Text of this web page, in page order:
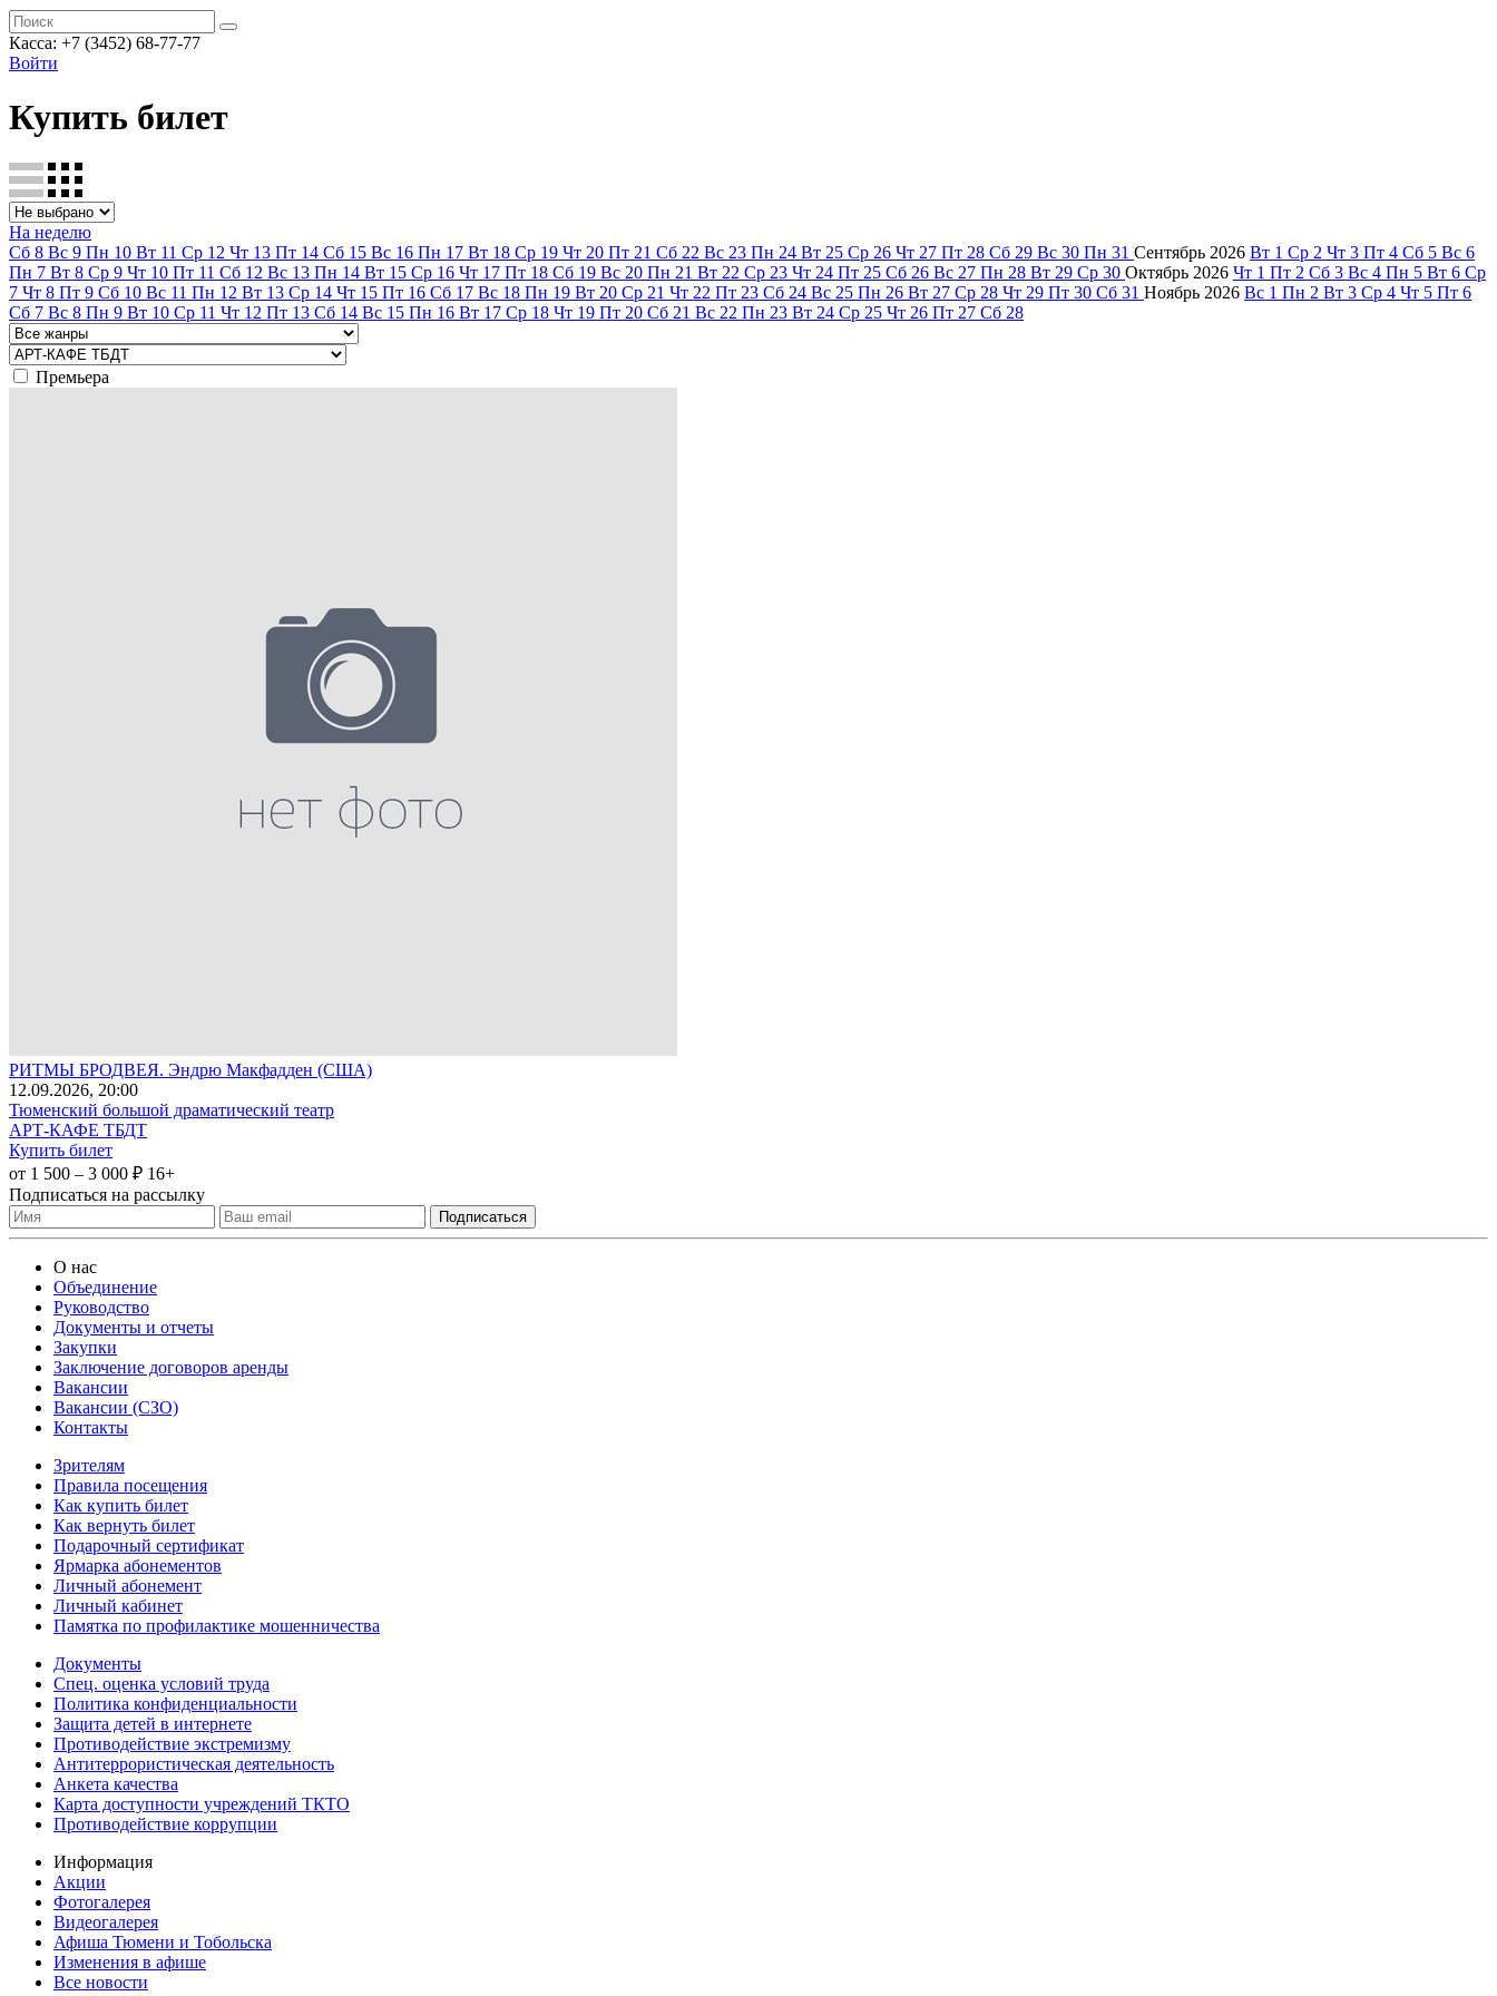
Касса: +7 (3452) 68-77-77
Войти
Купить билет
На неделю
Сб 8 Вс 9 Пн 10 Вт 11 Ср 12 Чт 13 Пт 14 Сб 15 Вс 16 Пн 17 Вт 18 Ср 19 Чт 20 Пт 21 Сб 22 Вс 23 Пн 24 Вт 25 Ср 26 Чт 27 Пт 28 Сб 29 Вс 30 Пн 31 Сентябрь 2026 Вт 1 Ср 2 Чт 3 Пт 4 Сб 5 Вс 6
Пн 7 Вт 8 Ср 9 Чт 10 Пт 11 Сб 12 Вс 13 Пн 14 Вт 15 Ср 16 Чт 17 Пт 18 Сб 19 Вс 20 Пн 21 Вт 22 Ср 23 Чт 24 Пт 25 Сб 26 Вс 27 Пн 28 Вт 29 Ср 30 Октябрь 2026 Чт 1 Пт 2 Сб 3 Вс 4 Пн 5 Вт 6 Ср
7 Чт 8 Пт 9 Сб 10 Вс 11 Пн 12 Вт 13 Ср 14 Чт 15 Пт 16 Сб 17 Вс 18 Пн 19 Вт 20 Ср 21 Чт 22 Пт 23 Сб 24 Вс 25 Пн 26 Вт 27 Ср 28 Чт 29 Пт 30 Сб 31 Ноябрь 2026 Вс 1 Пн 2 Вт 3 Ср 4 Чт 5 Пт 6
Сб 7 Вс 8 Пн 9 Вт 10 Ср 11 Чт 12 Пт 13 Сб 14 Вс 15 Пн 16 Вт 17 Ср 18 Чт 19 Пт 20 Сб 21 Вс 22 Пн 23 Вт 24 Ср 25 Чт 26 Пт 27 Сб 28
Премьера
РИТМЫ БРОДВЕЯ. Эндрю Макфадден (США)
12.09.2026, 20:00
Тюменский большой драматический театр
АРТ-КАФЕ ТБДТ
Купить билет
от 1 500 – 3 000 ₽ 16+
Подписаться на рассылку
О нас
Объединение
Руководство
Документы и отчеты
Закупки
Заключение договоров аренды
Вакансии
Вакансии (СЗО)
Контакты
Зрителям
Правила посещения
Как купить билет
Как вернуть билет
Подарочный сертификат
Ярмарка абонементов
Личный абонемент
Личный кабинет
Памятка по профилактике мошенничества
Документы
Спец. оценка условий труда
Политика конфиденциальности
Защита детей в интернете
Противодействие экстремизму
Антитеррористическая деятельность
Анкета качества
Карта доступности учреждений ТКТО
Противодействие коррупции
Информация
Акции
Фотогалерея
Видеогалерея
Афиша Тюмени и Тобольска
Изменения в афише
Все новости